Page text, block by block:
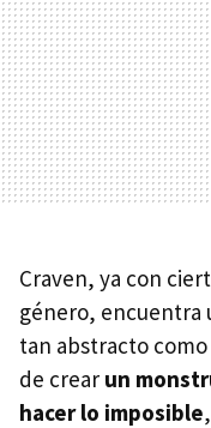
Craven, ya con
género, encuentra
tan abstracto como
de crear un
hacer lo imposible